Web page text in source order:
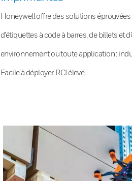
Honeywell offre des solutions éprouvées
d’étiquettes à code à barres, de billets et
environnement ou toute application :
Facile à déployer. RCI élevé.